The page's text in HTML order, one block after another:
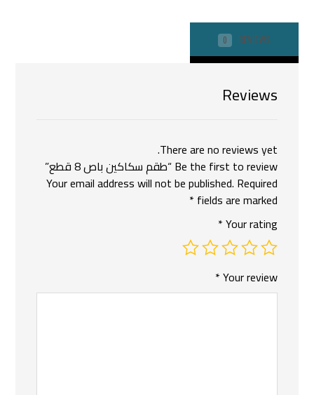
REVIEWS
0
Reviews
There are no reviews yet.
Be the first to review “طقم سكاكين باص 8 قطع”
Your email address will not be published. Required
fields are marked
*
Your rating
*
Your review
*